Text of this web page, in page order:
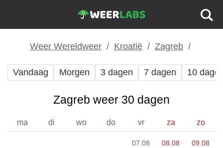
Weer Wereldweer Kroatië Zagreb
Vandaag Morgen 3 dagen 7 dagen 10
Zagreb weer 30 dagen
ma di wo do vr za zo
07.08 08.08 09.08